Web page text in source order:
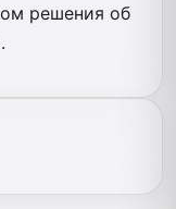
решения об